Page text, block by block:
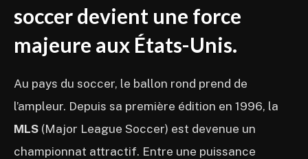
soccer devient une force
majeure aux États-Unis.
Au pays du soccer, le ballon rond prend de
l’ampleur. Depuis sa première édition en 1996, la
MLS (Major League Soccer) est devenue un
championnat attractif. Entre une puissance